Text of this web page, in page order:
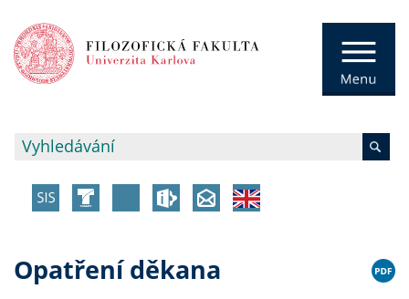
Opatření děkana